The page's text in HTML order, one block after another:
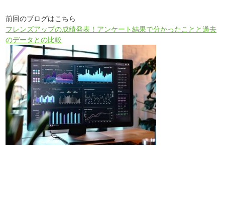
前回のブログはこちら
フレンズアップの成績発表！アンケート結果で分かったことと過去
のデータとの比較